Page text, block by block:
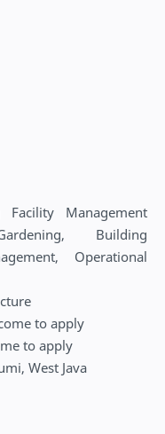
Management
Building
Operational
to apply
to apply
West Java